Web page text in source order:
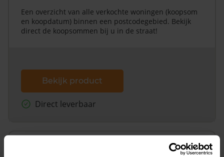
Een overzicht van alle verkochte woningen (koopsom
en koopdatum) binnen een postcodegebied. Bekijk
direct de koopsommen bij u in de straat!
Bekijk product
Direct leverbaar
Koopsommenoverzicht (1 jaar gratis